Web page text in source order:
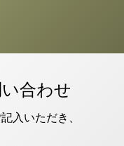
合わせ
入いただき、